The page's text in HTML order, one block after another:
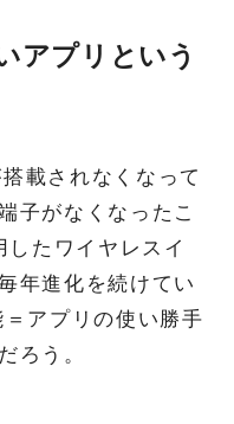
アプリという
載されなくなって
子がなくなったこ
たワイヤレスイ
年進化を続けてい
アプリの使い勝手
ろう。